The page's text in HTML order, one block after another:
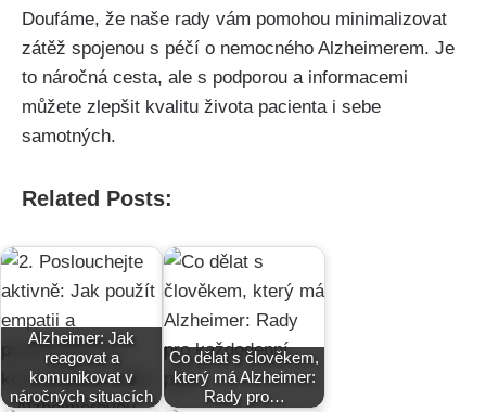
Doufáme, že naše rady vám pomohou minimalizovat
zátěž spojenou s péčí o nemocného Alzheimerem. Je
to náročná cesta, ale s podporou a informacemi
můžete zlepšit kvalitu života pacienta i sebe
samotných.
Related Posts:
Alzheimer: Jak
reagovat a
komunikovat v
náročných situacích
Co dělat s člověkem,
který má Alzheimer:
Rady pro…